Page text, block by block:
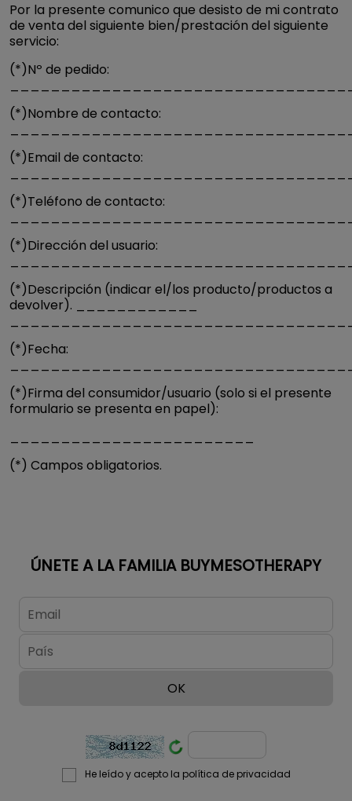
Por la presente comunico que desisto de mi contrato
de venta del siguiente bien/prestación del siguiente
servicio:
(*)Nº de pedido:
(*)Nombre de contacto:
(*)Email de contacto:
(*)Teléfono de contacto:
(*)Dirección del usuario:
(*)Descripción (indicar el/los producto/productos a
devolver). ____________
(*)Fecha:
(*)Firma del consumidor/usuario (solo si el presente
formulario se presenta en papel):
(*) Campos obligatorios.
ÚNETE A LA FAMILIA BUYMESOTHERAPY
He leído y acepto la política de privacidad